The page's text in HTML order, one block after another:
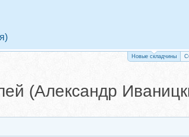
Новые складчины
(Александр